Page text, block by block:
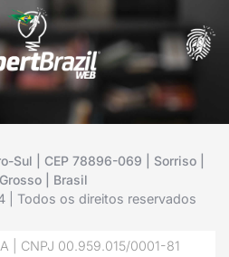
Sul | CEP 78896-069 | Sorriso |
| Brasil
Todos os direitos reservados
| CNPJ 00.959.015/0001-81